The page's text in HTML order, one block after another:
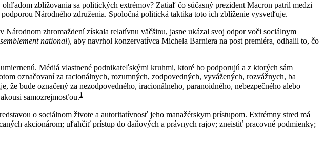
zbližovania sa politických extrémov? Zatiaľ čo súčasný prezident Macron patril medzi
Národného združenia. Spoločná politická taktika toto ich zblíženie vysvetľuje.
zhromaždení získala relatívnu väčšinu, jasne ukázal svoj odpor voči sociálnym
national), aby navrhol konzervatívca Michela Barniera na post premiéra, odhalil to, čo
Médiá vlastnené podnikateľskými kruhmi, ktoré ho podporujú a z ktorých sám
označovaní za racionálnych, rozumných, zodpovedných, vyvážených, rozvážnych, ba
bude označený za nezodpovedného, iracionálneho, paranoidného, nebezpečného alebo
samozrejmosťou.1
o sociálnom živote a autoritatívnosť jeho manažérskym prístupom. Extrémny stred má
akcionárom; uľahčiť prístup do daňových a právnych rajov; zneistiť pracovné podmienky;